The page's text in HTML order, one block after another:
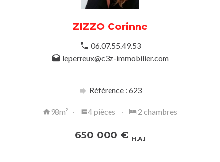
ZIZZO Corinne
06.07.55.49.53
leperreux@c3z-immobilier.com
Référence : 623
98m² 4 pièces 2 chambres
650 000 € H.A.I